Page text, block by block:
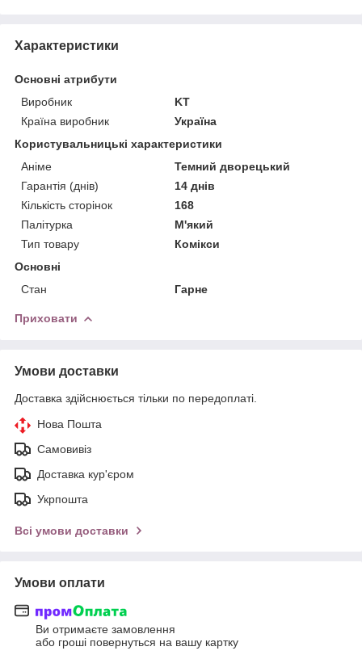
Характеристики
Основні атрибути
Виробник
KT
Країна виробник
Україна
Користувальницькі характеристики
Аніме
Темний дворецький
Гарантія (днів)
14 днів
Кількість сторінок
168
Палітурка
М'який
Тип товару
Комікси
Основні
Стан
Гарне
Приховати
Умови доставки
Доставка здійснюється тільки по передоплаті.
Нова Пошта
Самовивіз
Доставка кур'єром
Укрпошта
Всі умови доставки
Умови оплати
Ви отримаєте замовлення
або гроші повернуться на вашу картку